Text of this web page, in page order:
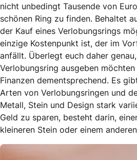
nicht unbedingt Tausende von
schönen Ring zu finden. Behaltet
der Kauf eines Verlobungsrings
einzige Kostenpunkt ist, der im
anfällt. Überlegt euch daher
Verlobungsring ausgeben
Finanzen dementsprechend. Es
Arten von Verlobungsringen und
Metall, Stein und Design stark
Geld zu sparen, besteht darin,
kleineren Stein oder einem